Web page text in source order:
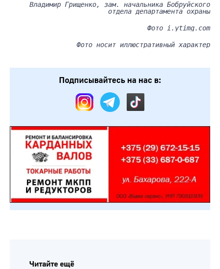
Владимир Грищенко, зам. начальника Бобруйского
отдела департамента охраны
Фото i.ytimg.com
Фото носит иллюстративный характер
Подписывайтесь на нас в:
Читайте ещё